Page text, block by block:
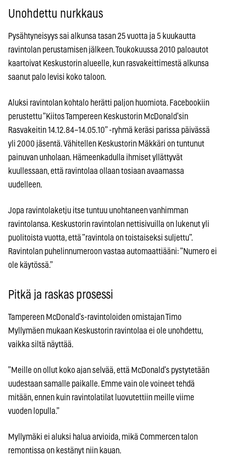
Unohdettu nurkkaus
Pysähtyneisyys sai alkunsa tasan 25 vuotta ja 5 kuukautta
ravintolan perustamisen jälkeen. Toukokuussa 2010 paloautot
kaartoivat Keskustorin alueelle, kun rasvakeittimestä alkunsa
saanut palo levisi koko taloon.
Aluksi ravintolan kohtalo herätti paljon huomiota. Facebookiin
perustettu ”Kiitos Tampereen Keskustorin McDonald’sin
Rasvakeitin 14.12.84–14.05.10” -ryhmä keräsi parissa päivässä
yli 2000 jäsentä. Vähitellen Keskustorin Mäkkäri on tuntunut
painuvan unholaan. Hämeenkadulla ihmiset yllättyvät
kuullessaan, että ravintolaa ollaan tosiaan avaamassa
uudelleen.
Jopa ravintolaketju itse tuntuu unohtaneen vanhimman
ravintolansa. Keskustorin ravintolan nettisivuilla on lukenut yli
puolitoista vuotta, että ”ravintola on toistaiseksi suljettu”.
Ravintolan puhelinnumeroon vastaa automaattiääni: ”Numero ei
ole käytössä.”
Pitkä ja raskas prosessi
Tampereen McDonald’s-ravintoloiden omistajan Timo
Myllymäen mukaan Keskustorin ravintolaa ei ole unohdettu,
vaikka siltä näyttää.
”Meille on ollut koko ajan selvää, että McDonald’s pystytetään
uudestaan samalle paikalle. Emme vain ole voineet tehdä
mitään, ennen kuin ravintolatilat luovutettiin meille viime
vuoden lopulla.”
Myllymäki ei aluksi halua arvioida, mikä Commercen talon
remontissa on kestänyt niin kauan.